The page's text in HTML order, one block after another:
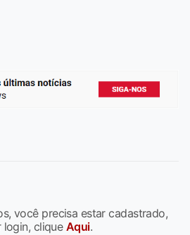
você precisa estar cadastrado,
login, clique Aqui.